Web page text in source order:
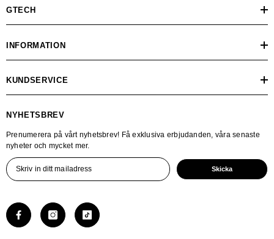
GTECH
INFORMATION
KUNDSERVICE
NYHETSBREV
Prenumerera på vårt nyhetsbrev! Få exklusiva erbjudanden, våra senaste
nyheter och mycket mer.
Skicka